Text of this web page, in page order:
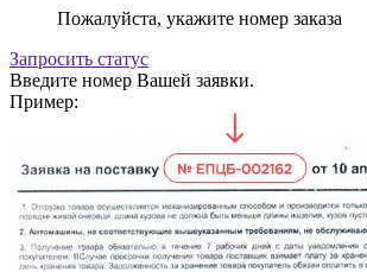
Пожалуйста, укажите номер заказа
Запросить статус
Введите номер Вашей заявки.
Пример: